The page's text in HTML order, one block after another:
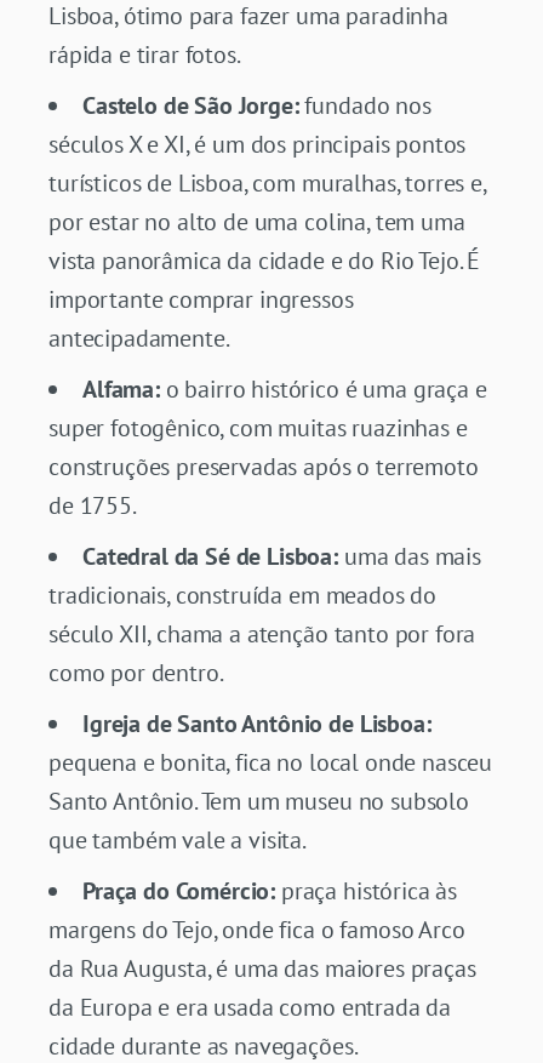
Lisboa, ótimo para fazer uma paradinha
rápida e tirar fotos.
Castelo de São Jorge:fundado nos
séculos X e XI, é um dos principais pontos
turísticos de Lisboa, com muralhas, torres e,
por estar no alto de uma colina, tem uma
vista panorâmica da cidade e do Rio Tejo. É
importante comprar ingressos
antecipadamente.
Alfama:o bairro histórico é uma graça e
super fotogênico, com muitas ruazinhas e
construções preservadas após o terremoto
de 1755.
Catedral da Sé de Lisboa: uma das mais
tradicionais, construída em meados do
século XII, chama a atenção tanto por fora
como por dentro.
Igreja de Santo Antônio de Lisboa:
pequena e bonita, fica no local onde nasceu
Santo Antônio. Tem um museu no subsolo
que também vale a visita.
Praça do Comércio: praça histórica às
margens do Tejo, onde fica o famoso Arco
da Rua Augusta, é uma das maiores praças
da Europa e era usada como entrada da
cidade durante as navegações.